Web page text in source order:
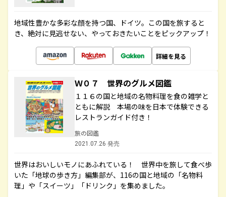
地域性豊かな多彩な顔を持つ国、ドイツ。この国を旅すると
き、絶対に見逃せない、やっておきたいことをピックアップ！
詳細を見る
Ｗ０７ 世界のグルメ図鑑
１１６の国と地域の名物料理を食の雑学と
ともに解説 本場の味を日本で体験できる
レストランガイド付き！
旅の図鑑
2021.07.26 発売
世界はおいしいモノにあふれている！ 世界中を旅して食べ歩
いた「地球の歩き方」編集部が、116の国と地域の「名物料
理」や「スイーツ」「ドリンク」を集めました。